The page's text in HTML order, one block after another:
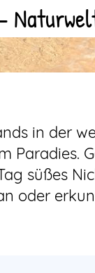
in der
Paradies.
süßes
oder